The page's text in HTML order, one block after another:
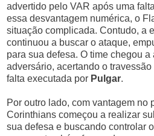
advertido pelo VAR após uma
essa desvantagem numérica, o
situação complicada. Contudo, a
continuou a buscar o ataque,
para sua defesa. O time chegou a
adversário, acertando o
falta executada por Pulgar.
Por outro lado, com vantagem no
Corinthians começou a realizar
sua defesa e buscando controlar